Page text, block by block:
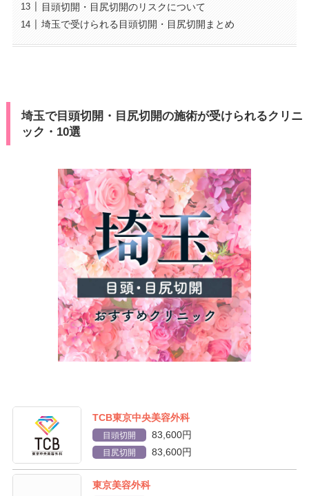
目頭切開・目尻切開のリスクについて
埼玉で受けられる目頭切開・目尻切開まとめ
埼玉で目頭切開・目尻切開の施術が受けられるクリニ
ック・10選
TCB東京中央美容外科
目頭切開 83,600円
目尻切開 83,600円
東京美容外科